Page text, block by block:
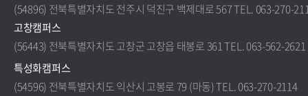
(54896) 전북특별자치도 전주시 덕진구 백제대로 567 TEL. 063-270-
고창캠퍼스
(56443) 전북특별자치도 고창군 고창읍 태봉로 361 TEL. 063-562-2621
특성화캠퍼스
(54596) 전북특별자치도 익산시 고봉로 79 (마동) TEL. 063-270-2114